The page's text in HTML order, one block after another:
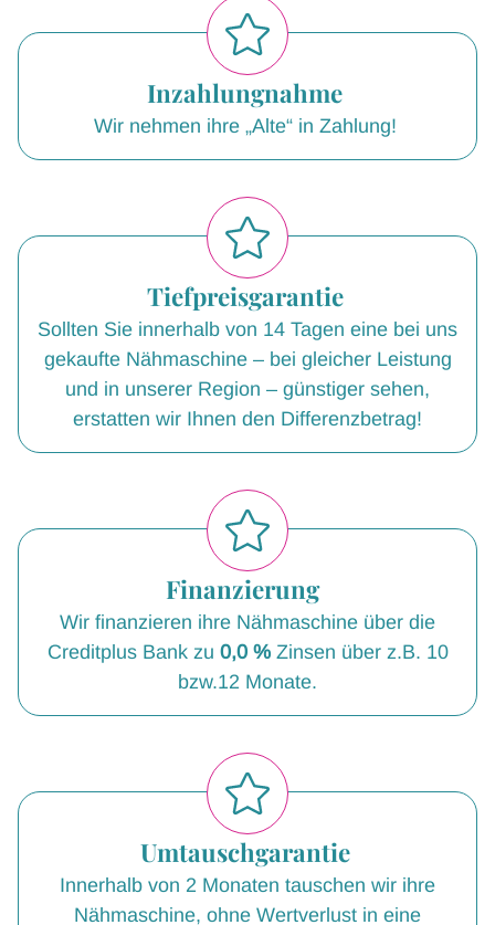
Inzahlungnahme
Wir nehmen ihre „Alte“ in Zahlung!
Tiefpreisgarantie
Sollten Sie innerhalb von 14 Tagen eine bei uns
gekaufte Nähmaschine – bei gleicher Leistung
und in unserer Region – günstiger sehen,
erstatten wir Ihnen den Differenzbetrag!
Finanzierung
Wir finanzieren ihre Nähmaschine über die
Creditplus Bank zu 0,0 %Zinsen über z.B. 10
bzw.12 Monate.
Umtauschgarantie
Innerhalb von 2 Monaten tauschen wir ihre
Nähmaschine, ohne Wertverlust in eine